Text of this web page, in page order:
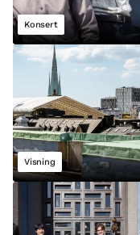
Konsert
Visning